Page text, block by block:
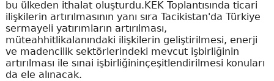
bu ülkeden ithalat oluşturdu.KEK Toplantısında ticari
ilişkilerin artırılmasının yanı sıra Tacikistan'da Türkiye
sermayeli yatırımların artırılması,
müteahhitlikalanındaki ilişkilerin geliştirilmesi, enerji
ve madencilik sektörlerindeki mevcut işbirliğinin
artırılması ile sınai işbirliğininçeşitlendirilmesi konuları
da ele alınacak.